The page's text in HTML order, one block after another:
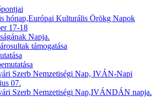
hónap,Európai Kulturális Örökg Napok
17-18
Napja.
támogatása
Szerb Nemzetiségi Nap, IVÁN-Napi
07.
Szerb Nemzetiségi Nap,IVÁNDÁN napja.